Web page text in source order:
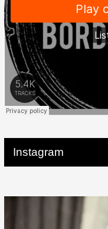
Instagram